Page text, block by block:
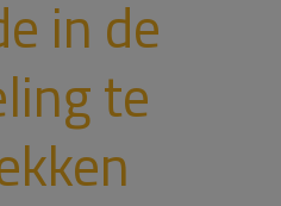
in de
te